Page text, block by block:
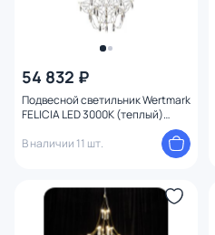
54 832 ₽
Подвесной светильник Wertmark
FELICIA LED 3000К (теплый)
В наличии 11 шт.